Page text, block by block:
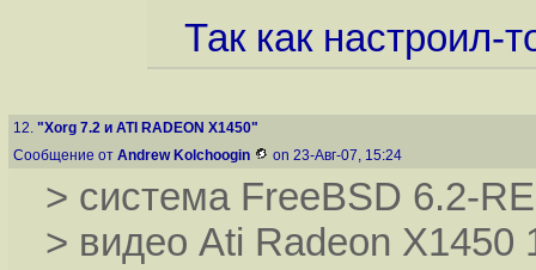
Так как настроил-
12. "Xorg 7.2 и ATI RADEON X1450"
Сообщение от Andrew Kolchoogin on 23-Авг-07, 15:24
> система FreeBSD 6.2-
> видео Ati Radeon X1450